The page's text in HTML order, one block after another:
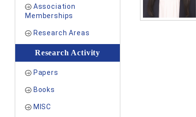
Association
Memberships
Research Areas
Research Activity
Papers
Books
MISC